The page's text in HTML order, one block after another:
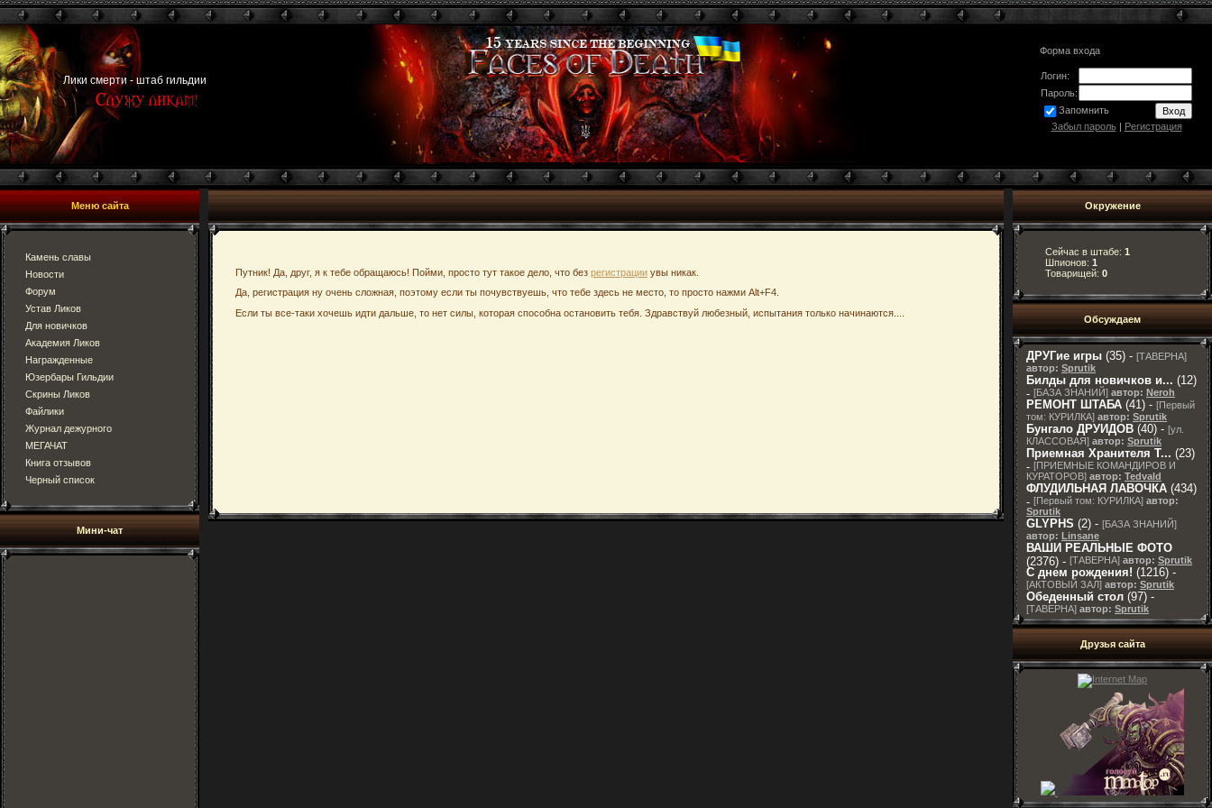
Лики смерти - штаб гильдии
Форма входа
Логин:
Пароль:
Запомнить
Забыл пароль| Регистрация
Меню сайта
Камень славы
Новости
Форум
Устав Ликов
Для новичков
Академия Ликов
Награжденные
Юзербары Гильдии
Скрины Ликов
Файлики
Журнал дежурного
МЕГАЧАТ
Книга отзывов
Черный список
Мини-чат
Путник! Да, друг, я к тебе обращаюсь! Пойми, просто тут такое дело, что без регистрации увы никак.
Да, регистрация ну очень сложная, поэтому если ты почувствуешь, что тебе здесь не место, то просто нажми Alt+F4.
Если ты все-таки хочешь идти дальше, то нет силы, которая способна остановить тебя. Здравствуй любезный, испытания только начинаются....
Окружение
Сейчас в штабе: 1
Шпионов: 1
Товарищей: 0
Обсуждаем
ДРУГие игры (35) - [ТАВЕРНА]
автор: Sprutik
Билды для новичков и... (12)
- [БАЗА ЗНАНИЙ] автор: Neroh
РЕМОНТ ШТАБА (41) - [Первый
том: КУРИЛКА] автор: Sprutik
Бунгало ДРУИДОВ (40) - [ул.
КЛАССОВАЯ] автор: Sprutik
Приемная Хранителя T... (23)
- [ПРИЕМНЫЕ КОМАНДИРОВ И
КУРАТОРОВ] автор: Tedvald
ФЛУДИЛЬНАЯ ЛАВОЧКА (434)
- [Первый том: КУРИЛКА] автор:
Sprutik
GLYPHS (2) - [БАЗА ЗНАНИЙ]
автор: Linsane
ВАШИ РЕАЛЬНЫЕ ФОТО
(2376) - [ТАВЕРНА] автор: Sprutik
С днем рождения! (1216) -
[АКТОВЫЙ ЗАЛ] автор: Sprutik
Обеденный стол (97) -
[ТАВЕРНА] автор: Sprutik
Друзья сайта